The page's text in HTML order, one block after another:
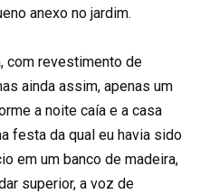
anexo no jardim.
com revestimento de
ainda assim, apenas um
a noite caía e a casa
festa da qual eu havia sido
em um banco de madeira,
superior, a voz de